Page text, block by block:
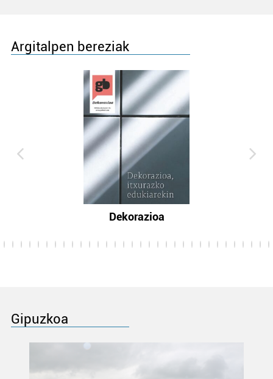
Argitalpen bereziak
Dekorazioa
Gipuzkoa